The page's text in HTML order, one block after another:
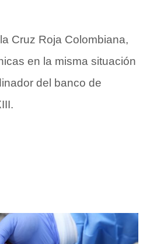
Cruz Roja Colombiana,
en la misma situación
del banco de